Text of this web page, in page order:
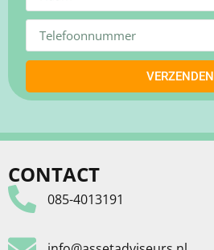
VERZENDEN
CONTACT
085-4013191